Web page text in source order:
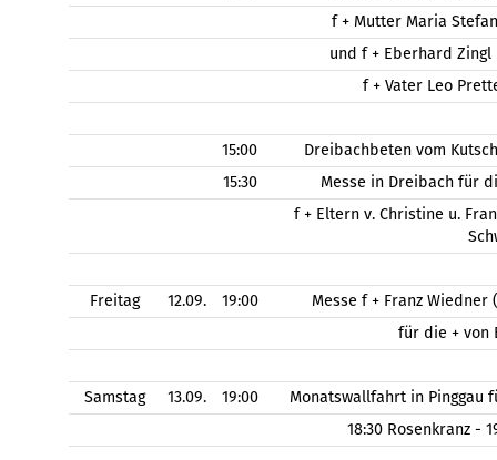
f + Mutter Maria
und f + Eberhard Zingl
f + Vater Leo
15:00
Dreibachbeten vom
15:30
Messe in Dreibach für
f + Eltern v. Christine u.
Freitag 12.09. 19:00
Messe f + Franz
für die + von
Samstag 13.09. 19:00
Monatswallfahrt in Pinggau
18:30 Rosenkranz -